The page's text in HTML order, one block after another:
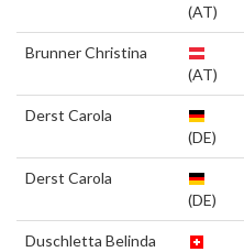
(AT)
Brunner Christina
(AT)
Derst Carola
(DE)
Derst Carola
(DE)
Duschletta Belinda